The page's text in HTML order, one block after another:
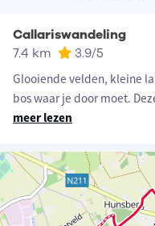
Callariswandeling
7.4 km 3.9/5
Glooiende velden, kleine
bos waar je door moet.
meer lezen